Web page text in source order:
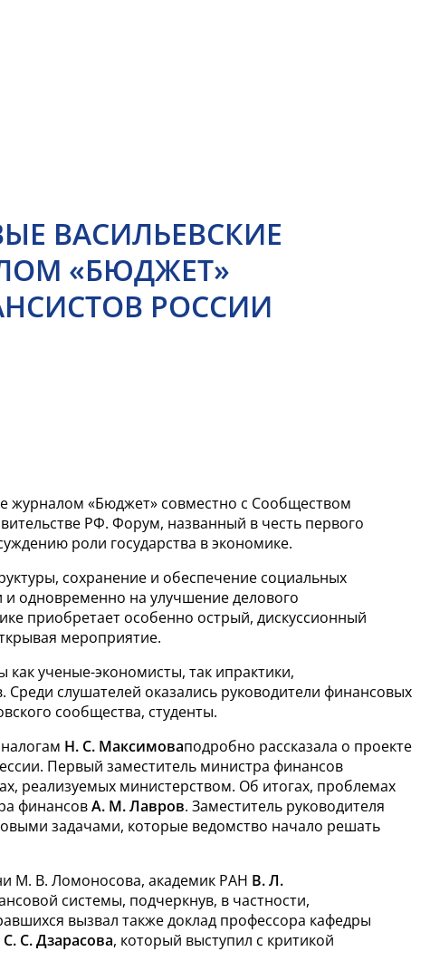
ВАСИЛЬЕВСКИЕ
«БЮДЖЕТ»
РОССИИ
журналом «Бюджет» совместно с Сообществом
РФ. Форум, названный в честь первого
роли государства вэкономике.
сохранение и обеспечение социальных
и одновременно на улучшение делового
приобретает особенно острый, дискуссионный
мероприятие.
как ученые-экономисты, так ипрактики,
слушателей оказались руководители финансовых
сообщества, студенты.
налогам Н. С. Максимоваподробно рассказала о проекте
Первый заместитель министра финансов
реализуемых министерством. Об итогах, проблемах
финансовА. М.Лавров. Заместитель руководителя
задачами, которые ведомство начало решать
М. В. Ломоносова, академик РАН В.Л.
системы, подчеркнув, в частности,
вызвал также доклад профессора кафедры
С. С. Дзарасова, который выступил с критикой